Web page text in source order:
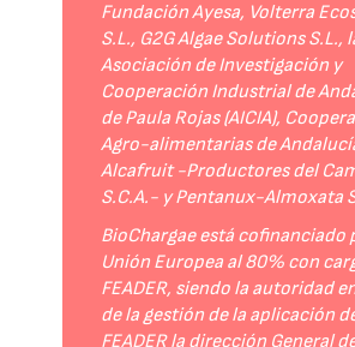
Fundación Ayesa, Volterra
S.L., G2G Algae Solutions S.L.,
Asociación de Investigación y
Cooperación Industrial de
de Paula Rojas (AICIA),
Agro-alimentarias de
Alcafruit -Productores del
S.C.A.- y Pentanux-Almoxata
BioChargae está cofinanciado
Unión Europea al 80% con
FEADER, siendo la autoridad
de la gestión de la aplicación
FEADER la dirección General